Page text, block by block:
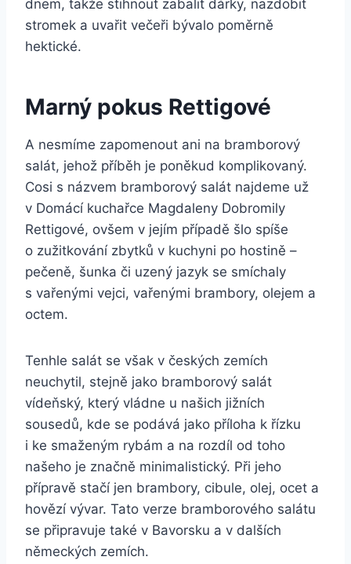
dnem, takže stihnout zabalit dárky, nazdobit
stromek a uvařit večeři bývalo poměrně
hektické.
Marný pokus Rettigové
A nesmíme zapomenout ani na bramborový
salát, jehož příběh je poněkud komplikovaný.
Cosi s názvem bramborový salát najdeme už
v Domácí kuchařce Magdaleny Dobromily
Rettigové, ovšem v jejím případě šlo spíše
o zužitkování zbytků v kuchyni po hostině –
pečeně, šunka či uzený jazyk se smíchaly
s vařenými vejci, vařenými brambory, olejem a
octem.
Tenhle salát se však v českých zemích
neuchytil, stejně jako bramborový salát
vídeňský, který vládne u našich jižních
sousedů, kde se podává jako příloha k řízku
i ke smaženým rybám a na rozdíl od toho
našeho je značně minimalistický. Při jeho
přípravě stačí jen brambory, cibule, olej, ocet a
hovězí vývar. Tato verze bramborového salátu
se připravuje také v Bavorsku a v dalších
německých zemích.